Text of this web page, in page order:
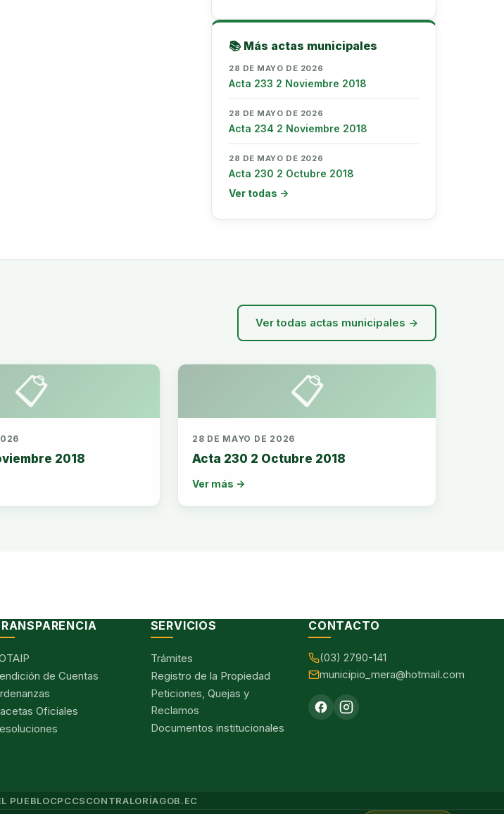
📚 Más actas municipales
28 DE MAYO DE 2026
Acta 233 2 Noviembre 2018
28 DE MAYO DE 2026
Acta 234 2 Noviembre 2018
28 DE MAYO DE 2026
Acta 230 2 Octubre 2018
Ver todas →
Ver todas actas municipales →
📋
2018
📋
28 DE MAYO DE 2026
Acta 230 2 Octubre 2018
Ver más →
de Cuentas
Oficiales
SERVICIOS
Trámites
Registro de la Propiedad
Peticiones, Quejas y
Reclamos
Documentos institucionales
CONTACTO
(03) 2790-141
municipio_mera@hotmail.com
PUEBLOCPCCSCONTRALORÍAGOB.EC